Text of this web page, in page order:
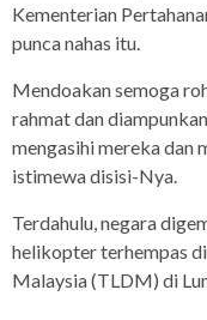
Kementerian
punca nahas itu.
Mendoakan semoga
rahmat dan
mengasihi mereka dan
istimewa disisi-Nya.
Terdahulu, negara
helikopter terhempas
Malaysia (TLDM) di